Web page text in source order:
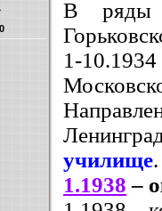
0
В ряды
1-
училище
1.1938 –